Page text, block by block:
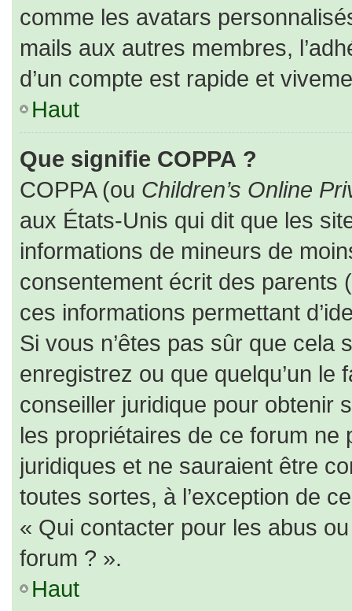
comme les avatars
mails aux autres membres,
d’un compte est rapide et
Haut
Que signifie COPPA ?
COPPA (ou Children’s Online
aux États-Unis qui dit que les
informations de mineurs de
consentement écrit des parents
ces informations permettant
Si vous n’êtes pas sûr que cela
enregistrez ou que quelqu’un
conseiller juridique pour obtenir
les propriétaires de ce forum
juridiques et ne sauraient être
toutes sortes, à l’exception de
« Qui contacter pour les abus
forum ? ».
Haut